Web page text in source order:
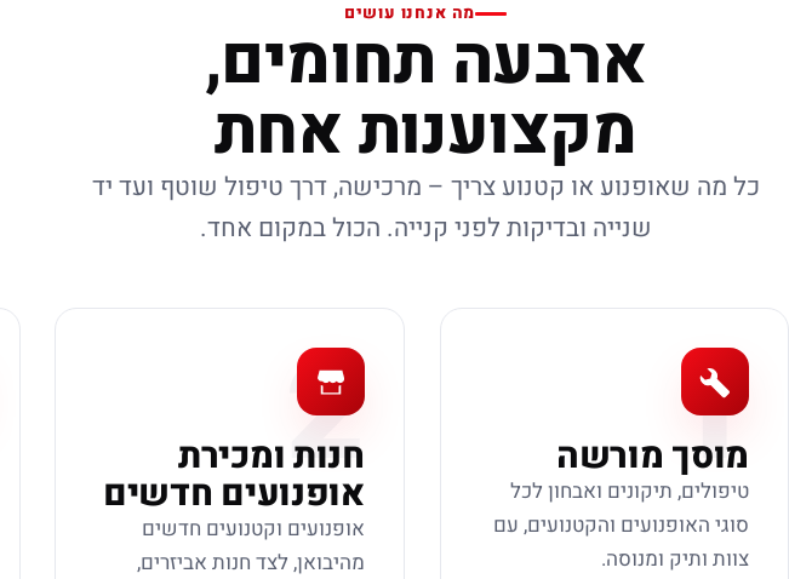
מה אנחנו עושים
ארבעה תחומים,
מקצוענות אחת
כל מה שאופנוע או קטנוע צריך – מרכישה, דרך טיפול שוטף ועד יד
שנייה ובדיקות לפני קנייה. הכול במקום אחד.
1
מוסך מורשה
טיפולים, תיקונים ואבחון לכל
סוגי האופנועים והקטנועים, עם
צוות ותיק ומנוסה.
2
חנות ומכירת
אופנועים חדשים
אופנועים וקטנועים חדשים
מהיבואן, לצד חנות אביזרים,